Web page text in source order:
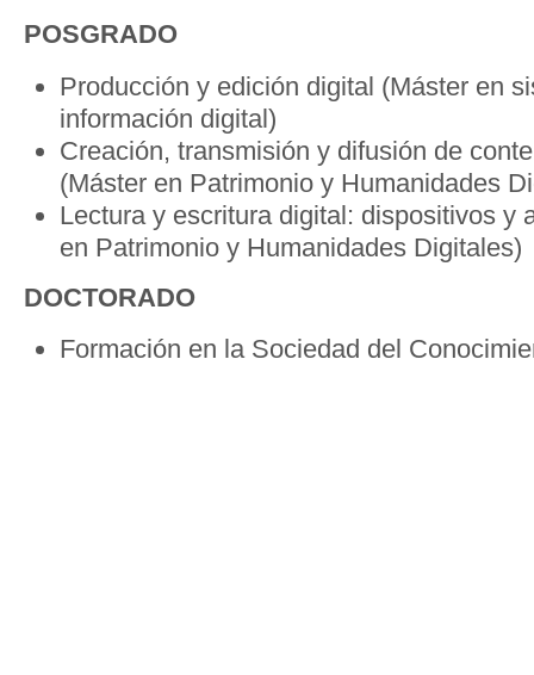
POSGRADO
Producción y edición digital (Máster en
información digital)
Creación, transmisión y difusión de
(Máster en Patrimonio y Humanidades
Lectura y escritura digital: dispositivos y
en Patrimonio y Humanidades Digitales)
DOCTORADO
Formación en la Sociedad del